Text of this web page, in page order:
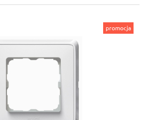
promocja